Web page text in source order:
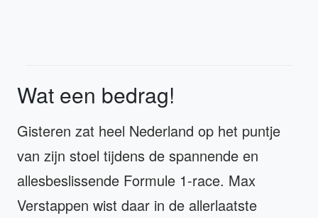
Wat een bedrag!
Gisteren zat heel Nederland op het puntje
van zijn stoel tijdens de spannende en
allesbeslissende Formule 1-race. Max
Verstappen wist daar in de allerlaatste